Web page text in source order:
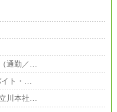
通勤／…
イト・…
川本社…